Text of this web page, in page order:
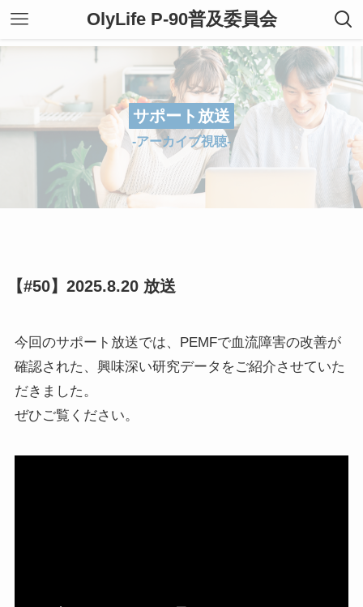
OlyLife P-90普及委員会
サポート放送
-アーカイブ視聴-
【#50】2025.8.20 放送
今回のサポート放送では、PEMFで血流障害の改善が
確認された、興味深い研究データをご紹介させていた
だきました。
ぜひご覧ください。